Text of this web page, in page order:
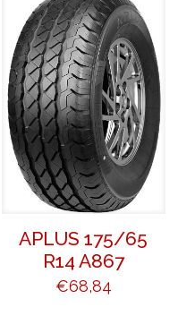
APLUS 175/65
R14 A867
€68,84